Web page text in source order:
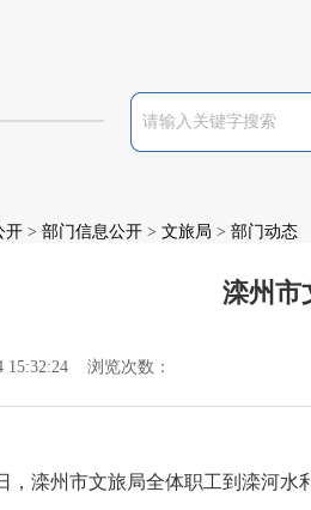
开 > 部门信息公开 > 文旅局 > 部门动态
滦州市
15:32:24 浏览次数：
，滦州市文旅局全体职工到滦河